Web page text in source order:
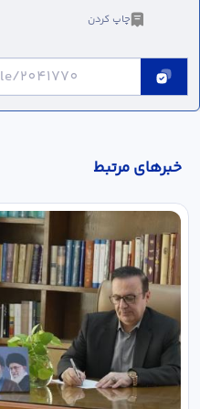
چاپ کردن
خبر‌های مرتبط